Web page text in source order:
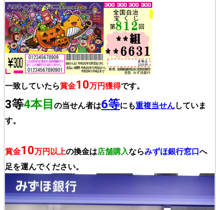
一致していたら賞金10万円獲得です。
3等4本目の当せん者は6等にも重複当せんしていま
す。
賞金10万円以上の換金は店舗購入ならみずほ銀行窓口へ
足を運んでください。